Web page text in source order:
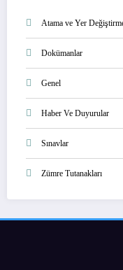
Atama ve Yer
Dokümanlar
Genel
Haber Ve Duyurular
Sınavlar
Zümre Tutanakları